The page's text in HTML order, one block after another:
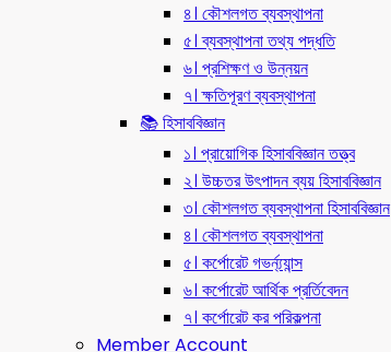
৪। কৌশলগত ব্যবস্থাপনা
৫। ব্যবস্থাপনা তথ্য পদ্ধতি
৬। প্রশিক্ষণ ও উন্নয়ন
৭। ক্ষতিপূরণ ব্যবস্থাপনা
📚 হিসাববিজ্ঞান
১। প্রায়োগিক হিসাববিজ্ঞান তত্ত্ব
২। উচ্চতর উৎপাদন ব্যয় হিসাববিজ্ঞান
৩। কৌশলগত ব্যবস্থাপনা হিসাববিজ্ঞান
৪। কৌশলগত ব্যবস্থাপনা
৫। কর্পোরেট গভর্ন্য্যান্স
৬। কর্পোরেট আর্থিক প্রর্তিবেদন
৭। কর্পোরেট কর পরিকল্পনা
Member Account